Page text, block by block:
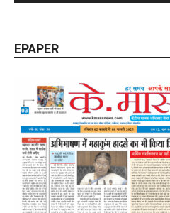
EPAPER